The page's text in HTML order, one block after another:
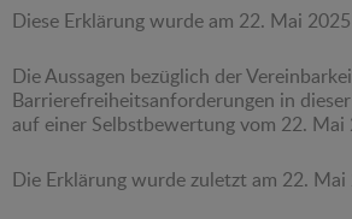
Diese Erklärung wurde am 22. Mai
Die Aussagen bezüglich der
Barrierefreiheitsanforderungen in
auf einer Selbstbewertung vom 22. Mai
Die Erklärung wurde zuletzt am 22.